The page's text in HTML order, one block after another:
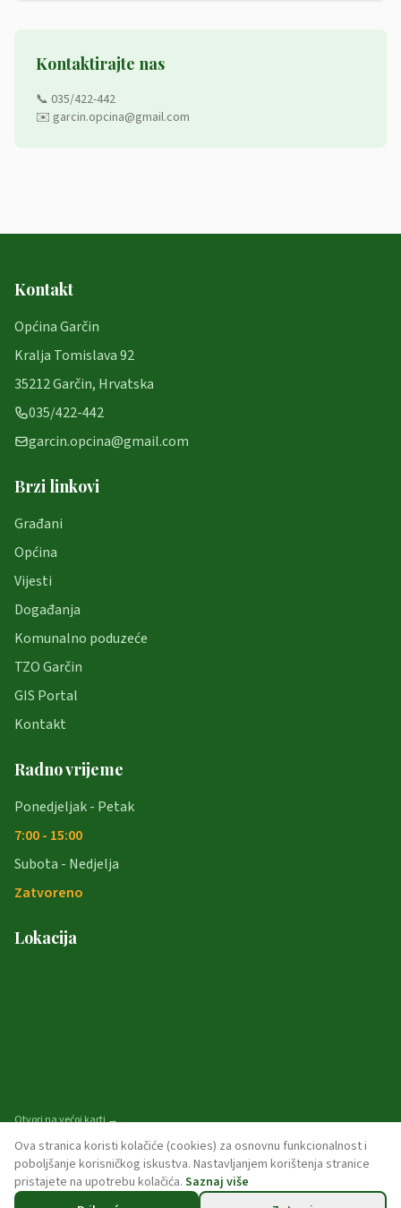
Kontaktirajte nas
📞 035/422-442
✉️ garcin.opcina@gmail.com
Kontakt
Općina Garčin
Kralja Tomislava 92
35212 Garčin, Hrvatska
035/422-442
garcin.opcina@gmail.com
Brzi linkovi
Građani
Općina
Vijesti
Događanja
Komunalno poduzeće
TZO Garčin
GIS Portal
Kontakt
Radno vrijeme
Ponedjeljak - Petak
7:00 - 15:00
Subota - Nedjelja
Zatvoreno
Lokacija
Otvori na većoj karti →
© 2026 opcina-garcin. Sva prava pridržana.
Ova stranica koristi kolačiće (cookies) za osnovnu funkcionalnost i
poboljšanje korisničkog iskustva. Nastavljanjem korištenja stranice
pristajete na upotrebu kolačića. Saznaj više